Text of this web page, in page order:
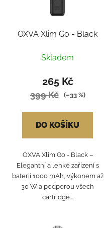
OXVA Xlim Go - Black
Skladem
265 Kč
399 Kč (–33 %)
DO KOŠÍKU
OXVA Xlim Go - Black –
Elegantní a lehké zařízení s
baterií 1000 mAh, výkonem až
30 W a podporou všech
cartridge...